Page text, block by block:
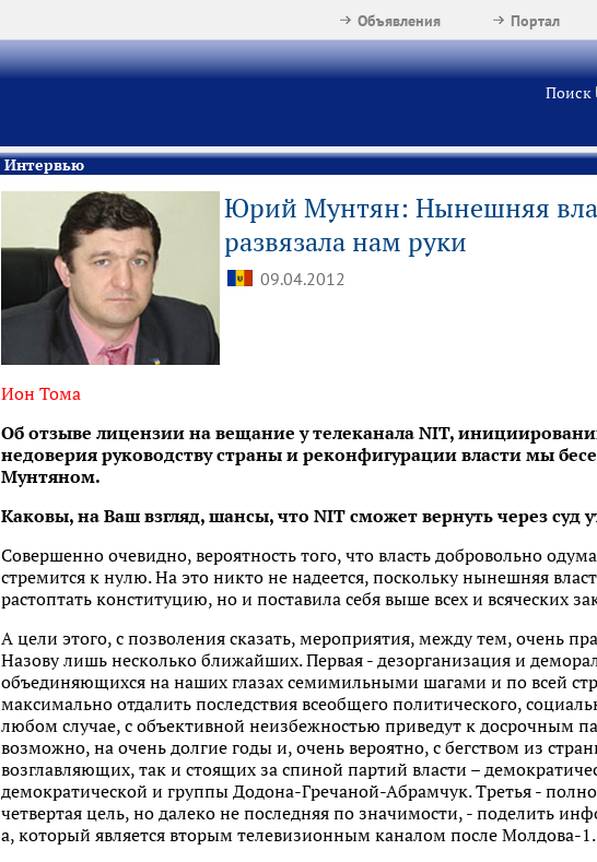
Портал
Объявления
Поиск
Интервью
Юрий Мунтян: Нынешняя
развязала нам руки
09.04.2012
Ион Тома
Об отзыве лицензии на вещание у телеканала NIT,
недоверия руководству страны и реконфигурации власти мы
Мунтяном.
Каковы, на Ваш взгляд, шансы, что NIT сможет вернуть через суд
Совершенно очевидно, вероятность того, что власть добровольно
стремится к нулю. На это никто не надеется, поскольку нынешняя
растоптать конституцию, но и поставила себя выше всех и всяческих
А цели этого, с позволения сказать, мероприятия, между тем, очень
Назову лишь несколько ближайших. Первая - дезорганизация и
объединяющихся на наших глазах семимильными шагами и по всей
максимально отдалить последствия всеобщего политического,
любом случае, с объективной неизбежностью приведут к досрочным
возможно, на очень долгие годы и, очень вероятно, с бегством из
возглавляющих, так и стоящих за спиной партий власти –
демократической и группы Додона-Гречаной-Абрамчук. Третья -
четвертая цель, но далеко не последняя по значимости, - поделить
а, который является вторым телевизионным каналом после Молдова-1.